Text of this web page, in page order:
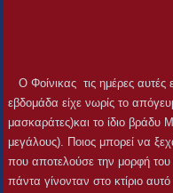
Ο Φοίνικας τις ημέρες αυτές
εβδομάδα είχε νωρίς το
μασκαράτες)και το ίδιο
μεγάλους). Ποιος μπορεί να
που αποτελούσε την μορφή του
πάντα γίνονταν στο κτίριο